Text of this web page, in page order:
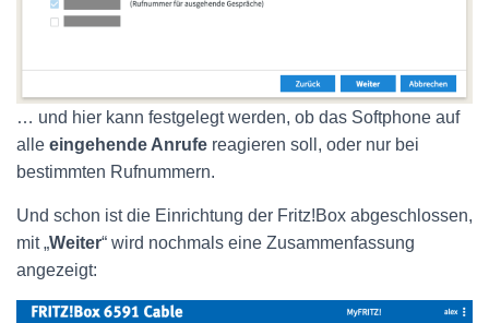
… und hier kann festgelegt werden, ob das Softphone auf
alle eingehende Anrufe reagieren soll, oder nur bei
bestimmten Rufnummern.
Und schon ist die Einrichtung der Fritz!Box abgeschlossen,
mit „Weiter“ wird nochmals eine Zusammenfassung
angezeigt: